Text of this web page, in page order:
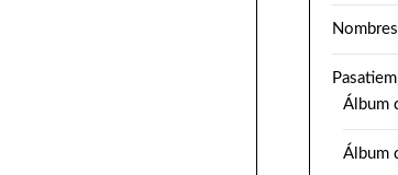
Nombres
Álbum
Álbum